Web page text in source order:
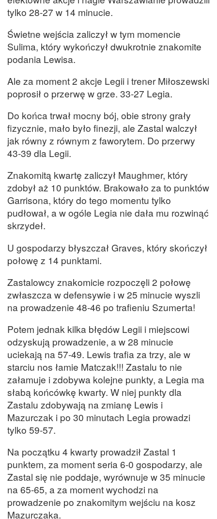
tylko 28-27 w 14 minucie.
Świetne wejścia zaliczył w tym momencie
Sulima, który wykończył dwukrotnie znakomite
podania Lewisa.
Ale za moment 2 akcje Legii i trener Miłoszewski
poprosił o przerwę w grze. 33-27 Legia.
Do końca trwał mocny bój, obie strony grały
fizycznie, mało było finezji, ale Zastal walczył
jak równy z równym z faworytem. Do przerwy
43-39 dla Legii.
Znakomitą kwartę zaliczył Maughmer, który
zdobył aż 10 punktów. Brakowało za to punktów
Garrisona, który do tego momentu tylko
pudłował, a w ogóle Legia nie dała mu rozwinąć
skrzydeł.
U gospodarzy błyszczał Graves, który skończył
połowę z 14 punktami.
Zastalowcy znakomicie rozpoczęli 2 połowę
zwłaszcza w defensywie i w 25 minucie wyszli
na prowadzenie 48-46 po trafieniu Szumerta!
Potem jednak kilka błędów Legii i miejscowi
odzyskują prowadzenie, a w 28 minucie
uciekają na 57-49. Lewis trafia za trzy, ale w
starciu nos łamie Matczak!!! Zastalu to nie
załamuje i zdobywa kolejne punkty, a Legia ma
słabą końcówkę kwarty. W niej punkty dla
Zastalu zdobywają na zmianę Lewis i
Mazurczak i po 30 minutach Legia prowadzi
tylko 59-57.
Na początku 4 kwarty prowadził Zastal 1
punktem, za moment seria 6-0 gospodarzy, ale
Zastal się nie poddaje, wyrównuje w 35 minucie
na 65-65, a za moment wychodzi na
prowadzenie po znakomitym wejściu na kosz
Mazurczaka.